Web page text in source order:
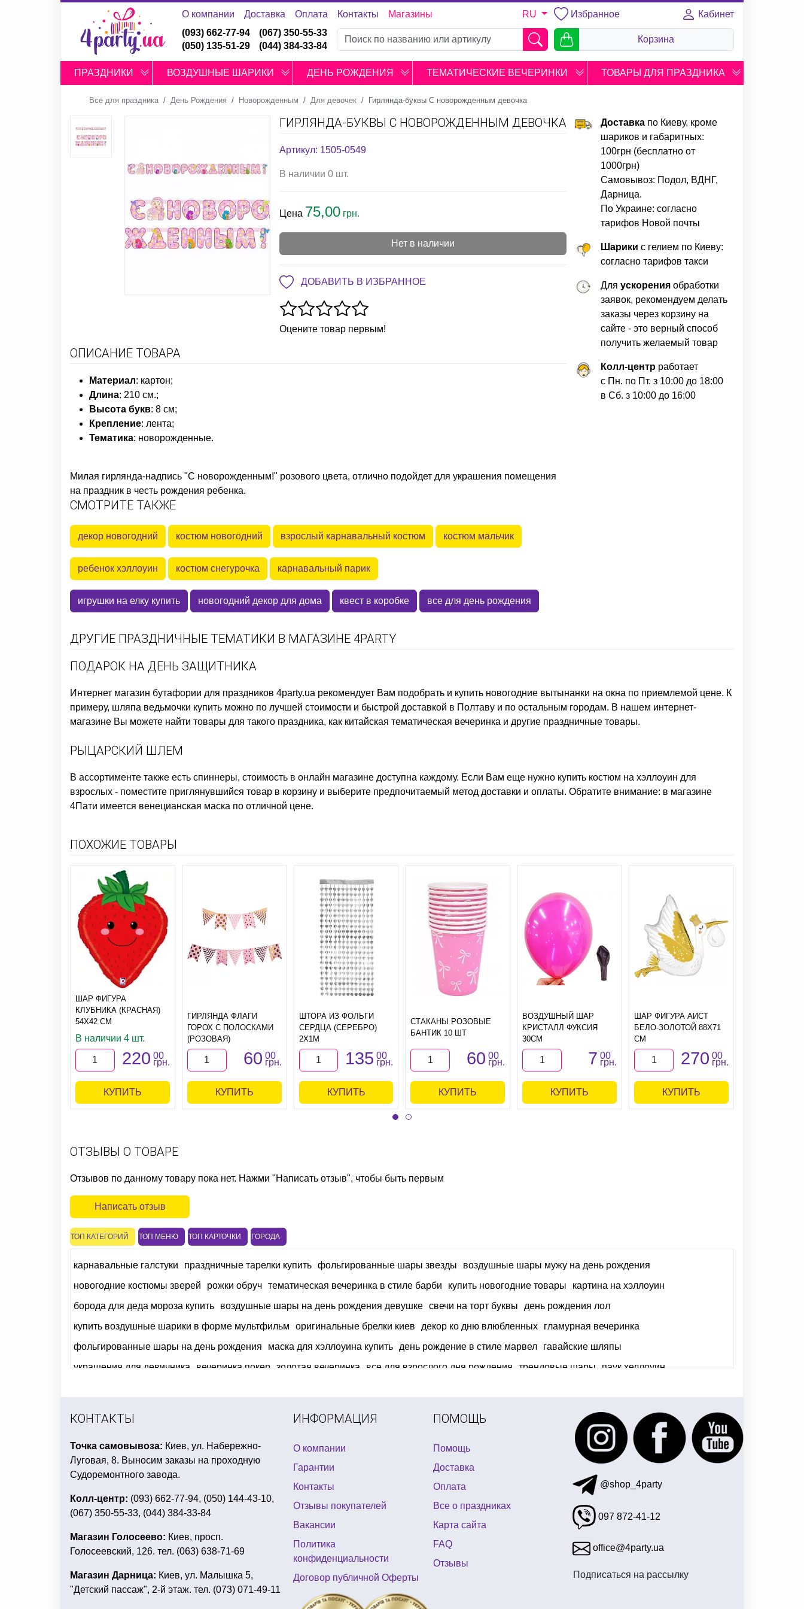
О компании Доставка Оплата Контакты Магазины RU Избранное
Кабинет
(093) 662-77-94
(050) 135-51-29
(067) 350-55-33
(044) 384-33-84
Корзина
ПРАЗДНИКИ ВОЗДУШНЫЕ ШАРИКИ ДЕНЬ РОЖДЕНИЯ ТЕМАТИЧЕСКИЕ ВЕЧЕРИНКИ ТОВАРЫ ДЛЯ ПРАЗДНИКА
Все для праздника День Рождения Новорожденным Для девочек Гирлянда-буквы С новорожденным девочка
ГИРЛЯНДА-БУКВЫ С НОВОРОЖДЕННЫМ ДЕВОЧКА
Артикул: 1505-0549
В наличии 0 шт.
Цена 75,00 грн.
Нет в наличии
ДОБАВИТЬ В ИЗБРАННОЕ
Оцените товар первым!
ОПИСАНИЕ ТОВАРА
Материал: картон;
Длина: 210 см.;
Высота букв: 8 см;
Крепление: лента;
Тематика: новорожденные.
Милая гирлянда-надпись "С новорожденным!" розового цвета, отлично подойдет для украшения помещения
на праздник в честь рождения ребенка.
СМОТРИТЕ ТАКЖЕ
декор новогодний костюм новогодний взрослый карнавальный костюм костюм мальчик
ребенок хэллоуин костюм снегурочка карнавальный парик
игрушки на елку купить новогодний декор для дома квест в коробке все для день рождения
Доставкапо Киеву, кроме
шариков и габаритных:
100грн (бесплатно от
1000грн)
Самовывоз: Подол, ВДНГ,
Дарница.
По Украине: согласно
тарифов Новой почты
Шарики с гелием по Киеву:
согласно тарифов такси
Для ускоренияобработки
заявок, рекомендуем делать
заказы через корзину на
сайте - это верный способ
получить желаемый товар
Колл-центрработает
с Пн. по Пт. з 10:00 до 18:00
в Сб. з 10:00 до 16:00
ДРУГИЕ ПРАЗДНИЧНЫЕ ТЕМАТИКИ В МАГАЗИНЕ 4PARTY
ПОДАРОК НА ДЕНЬ ЗАЩИТНИКА
Интернет магазин бутафории для праздников 4party.ua рекомендует Вам подобрать и купить новогодние вытынанки на окна по приемлемой цене. К
примеру, шляпа ведьмочки купить можно по лучшей стоимости и быстрой доставкой в Полтаву и по остальным городам. В нашем интернет-
магазине Вы можете найти товары для такого праздника, как китайская тематическая вечеринка и другие праздничные товары.
РЫЦАРСКИЙ ШЛЕМ
В ассортименте также есть спиннеры, стоимость в онлайн магазине доступна каждому. Если Вам еще нужно купить костюм на хэллоуин для
взрослых - поместите приглянувшийся товар в корзину и выберите предпочитаемый метод доставки и оплаты. Обратите внимание: в магазине
4Пати имеется венецианская маска по отличной цене.
ПОХОЖИЕ ТОВАРЫ
ШАР ФИГУРА
КЛУБНИКА (КРАСНАЯ)
54Х42 СМ
В наличии 4 шт.
220 00
грн.
КУПИТЬ
ГИРЛЯНДА ФЛАГИ
ГОРОХ С ПОЛОСКАМИ
(РОЗОВАЯ)
60 00
грн.
КУПИТЬ
ШТОРА ИЗ ФОЛЬГИ
СЕРДЦА (СЕРЕБРО)
2Х1М
135 00
грн.
КУПИТЬ
СТАКАНЫ РОЗОВЫЕ
БАНТИК 10 ШТ
60 00
грн.
КУПИТЬ
ВОЗДУШНЫЙ ШАР
КРИСТАЛЛ ФУКСИЯ
30СМ
7 00
грн.
КУПИТЬ
ШАР ФИГУРА АИСТ
БЕЛО-ЗОЛОТОЙ 88Х71
СМ
270 00
грн.
КУПИТЬ
ОТЗЫВЫ О ТОВАРЕ
Отзывов по данному товару пока нет. Нажми "Написать отзыв", чтобы быть первым
Написать отзыв
ТОП КАТЕГОРИЙ ТОП МЕНЮ ТОП КАРТОЧКИ ГОРОДА
карнавальные галстуки праздничные тарелки купить фольгированные шары звезды
воздушные шары мужу на день рождения
новогодние костюмы зверей
рожки обруч тематическая вечеринка в стиле барби купить новогодние товары
картина на хэллоуин
борода для деда мороза купить
воздушные шары на день рождения девушке свечи на торт буквы
день рождения лол
купить воздушные шарики в форме мультфильм
оригинальные брелки киев декор ко дню влюбленных
гламурная вечеринка
фольгированные шары на день рождения
маска для хэллоуина купить день рождение в стиле марвел
гавайские шляпы
украшения для девичника вечеринка покер золотая вечеринка все для взрослого дня рождения трендовые шары паук хеллоуин
КОНТАКТЫ
Точка самовывоза: Киев, ул. Набережно-
Луговая, 8. Выносим заказы на проходную
Судоремонтного завода.
Колл-центр: (093) 662-77-94, (050) 144-43-10,
(067) 350-55-33, (044) 384-33-84
Магазин Голосеево: Киев, просп.
Голосеевский, 126. тел. (063) 638-71-69
Магазин Дарница: Киев, ул. Малышка 5,
"Детский пассаж", 2-й этаж. тел. (073) 071-49-11
ИНФОРМАЦИЯ
О компании
Гарантии
Контакты
Отзывы покупателей
Вакансии
Политика
конфиденциальности
Договор публичной Оферты
ПОМОЩЬ
Помощь
Доставка
Оплата
Все о праздниках
Карта сайта
FAQ
Отзывы
@shop_4party
097 872-41-12
office@4party.ua
Подписаться на рассылку